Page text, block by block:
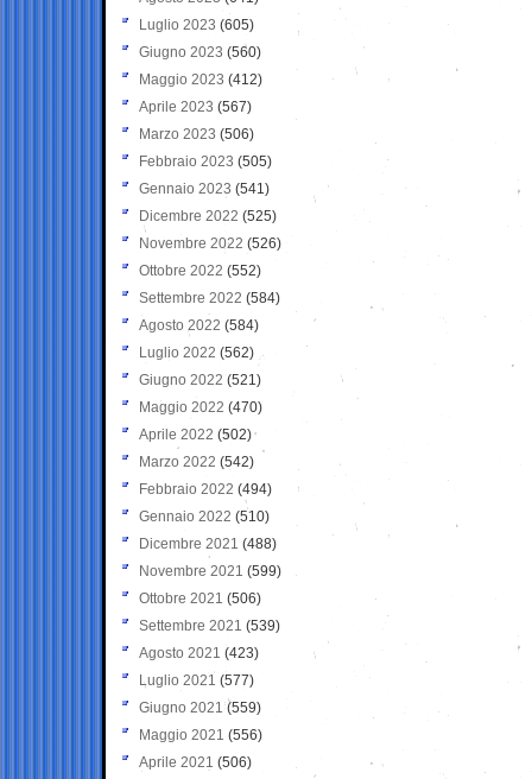
Luglio 2023 (605)
Giugno 2023 (560)
Maggio 2023 (412)
Aprile 2023 (567)
Marzo 2023 (506)
Febbraio 2023 (505)
Gennaio 2023 (541)
Dicembre 2022 (525)
Novembre 2022 (526)
Ottobre 2022 (552)
Settembre 2022 (584)
Agosto 2022 (584)
Luglio 2022 (562)
Giugno 2022 (521)
Maggio 2022 (470)
Aprile 2022 (502)
Marzo 2022 (542)
Febbraio 2022 (494)
Gennaio 2022 (510)
Dicembre 2021 (488)
Novembre 2021 (599)
Ottobre 2021 (506)
Settembre 2021 (539)
Agosto 2021 (423)
Luglio 2021 (577)
Giugno 2021(559)
Maggio 2021 (556)
Aprile 2021 (506)